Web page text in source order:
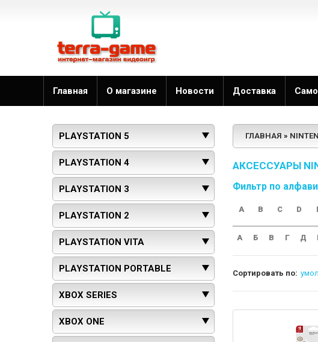
Главная О магазине Новости Доставка
PLAYSTATION 5
PLAYSTATION 4
PLAYSTATION 3
PLAYSTATION 2
PLAYSTATION VITA
PLAYSTATION PORTABLE
XBOX SERIES
XBOX ONE
ГЛАВНАЯ
АКСЕССУАРЫ
Фильтр по
A B C D
А Б В Г Д
Сортировать по: